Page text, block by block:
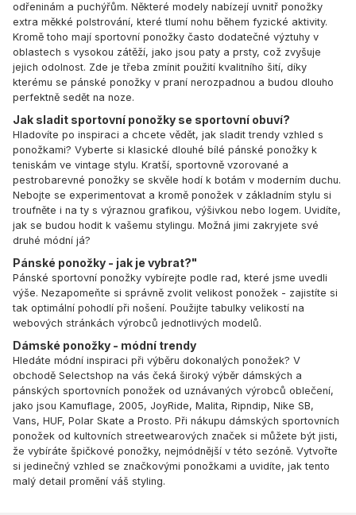
odřeninám a puchýřům. Některé modely nabízejí uvnitř ponožky
extra měkké polstrování, které tlumí nohu během fyzické aktivity.
Kromě toho mají sportovní ponožky často dodatečné výztuhy v
oblastech s vysokou zátěží, jako jsou paty a prsty, což zvyšuje
jejich odolnost. Zde je třeba zmínit použití kvalitního šití, díky
kterému se pánské ponožky v praní nerozpadnou a budou dlouho
perfektně sedět na noze.
Jak sladit sportovní ponožky se sportovní obuví?
Hladovíte po inspiraci a chcete vědět, jak sladit trendy vzhled s
ponožkami? Vyberte si klasické dlouhé bílé pánské ponožky k
teniskám ve vintage stylu. Kratší, sportovně vzorované a
pestrobarevné ponožky se skvěle hodí k botám v moderním duchu.
Nebojte se experimentovat a kromě ponožek v základním stylu si
troufněte i na ty s výraznou grafikou, výšivkou nebo logem. Uvidíte,
jak se budou hodit k vašemu stylingu. Možná jimi zakryjete své
druhé módní já?
Pánské ponožky - jak je vybrat?"
Pánské sportovní ponožky vybírejte podle rad, které jsme uvedli
výše. Nezapomeňte si správně zvolit velikost ponožek - zajistíte si
tak optimální pohodlí při nošení. Použijte tabulky velikostí na
webových stránkách výrobců jednotlivých modelů.
Dámské ponožky - módní trendy
Hledáte módní inspiraci při výběru dokonalých ponožek? V
obchodě Selectshop na vás čeká široký výběr dámských a
pánských sportovních ponožek od uznávaných výrobců oblečení,
jako jsou Kamuflage, 2005, JoyRide, Malita, Ripndip, Nike SB,
Vans, HUF, Polar Skate a Prosto. Při nákupu dámských sportovních
ponožek od kultovních streetwearových značek si můžete být jisti,
že vybíráte špičkové ponožky, nejmódnější v této sezóně. Vytvořte
si jedinečný vzhled se značkovými ponožkami a uvidíte, jak tento
malý detail promění váš styling.